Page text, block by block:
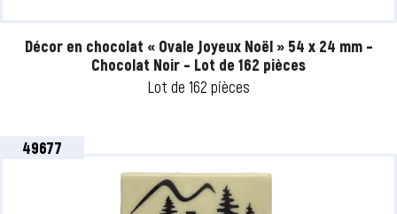
Décor en chocolat « Ovale Joyeux Noël » 54 x 24 mm –
Chocolat Noir – Lot de 162 pièces
Lot de 162 pièces
49677